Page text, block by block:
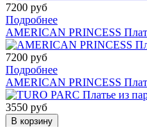
7200 руб
Подробнее
AMERICAN PRINCESS
7200 руб
Подробнее
AMERICAN PRINCESS
3550 руб
В корзину